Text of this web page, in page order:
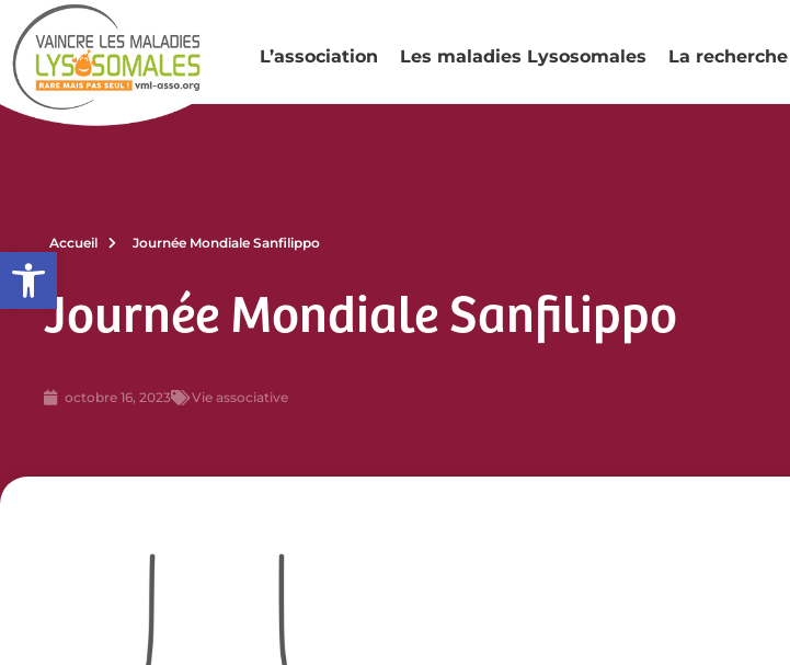
Ouvrir la barre d’outils
L’association Les maladies Lysosomales La recherche
Accueil Journée Mondiale Sanfilippo
Journée Mondiale Sanfilippo
octobre 16, 2023 Vie associative